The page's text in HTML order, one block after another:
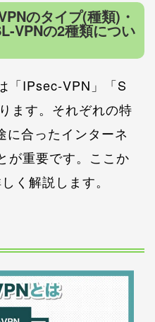
のタイプ(種類)・
VPNの2種類につい
「IPsec‐VPN」「S
ます。それぞれの特
に合ったインターネ
が重要です。ここか
く解説します。